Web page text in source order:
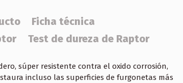
Ficha técnica
Test de dureza de Raptor
súper resistente contra el oxido corrosión,
incluso las superficies de furgonetas más